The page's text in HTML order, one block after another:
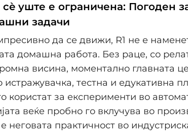
сè уште е ограничена: Погоден
задачи
да се движи, R1 не е
домашна работа. Без раце, со
висина, моментално главната
истражувачка, тестна и едукативна
користат за експерименти во
веќе пробно го вклучува во
неговата практичност во